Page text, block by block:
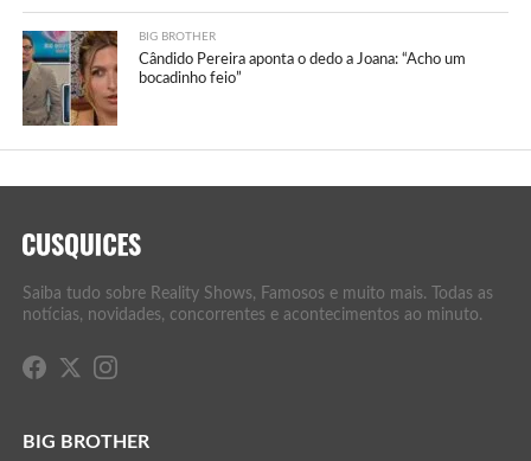
BIG BROTHER
Cândido Pereira aponta o dedo a Joana: “Acho um
bocadinho feio”
Saiba tudo sobre Reality Shows, Famosos e muito mais. Todas as
notícias, novidades, concorrentes e acontecimentos ao minuto.
BIG BROTHER